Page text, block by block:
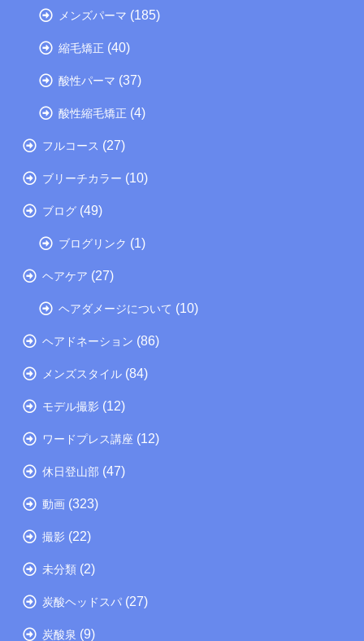
メンズパーマ (185)
縮毛矯正 (40)
酸性パーマ (37)
酸性縮毛矯正 (4)
フルコース (27)
ブリーチカラー (10)
ブログ (49)
ブログリンク (1)
ヘアケア (27)
ヘアダメージについて (10)
ヘアドネーション (86)
メンズスタイル (84)
モデル撮影 (12)
ワードプレス講座 (12)
休日登山部 (47)
動画 (323)
撮影 (22)
未分類 (2)
炭酸ヘッドスパ (27)
炭酸泉 (9)